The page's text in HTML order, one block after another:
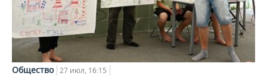
Общество 27 июл, 16:15